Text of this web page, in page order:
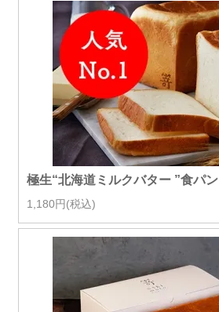
極生“北海道ミルクバター ”食パン
1,180円(税込)